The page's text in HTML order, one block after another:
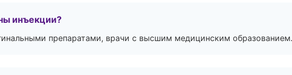
инъекции?
препаратами, врачи с высшим медицинским образованием.